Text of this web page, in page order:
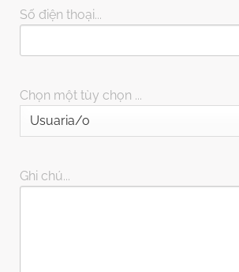
Số điện thoại...
Chọn một tùy chọn ...
Ghi chú...